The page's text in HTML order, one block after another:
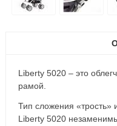
Liberty 5020 – это
рамой.
Тип сложения «трость»
Liberty 5020